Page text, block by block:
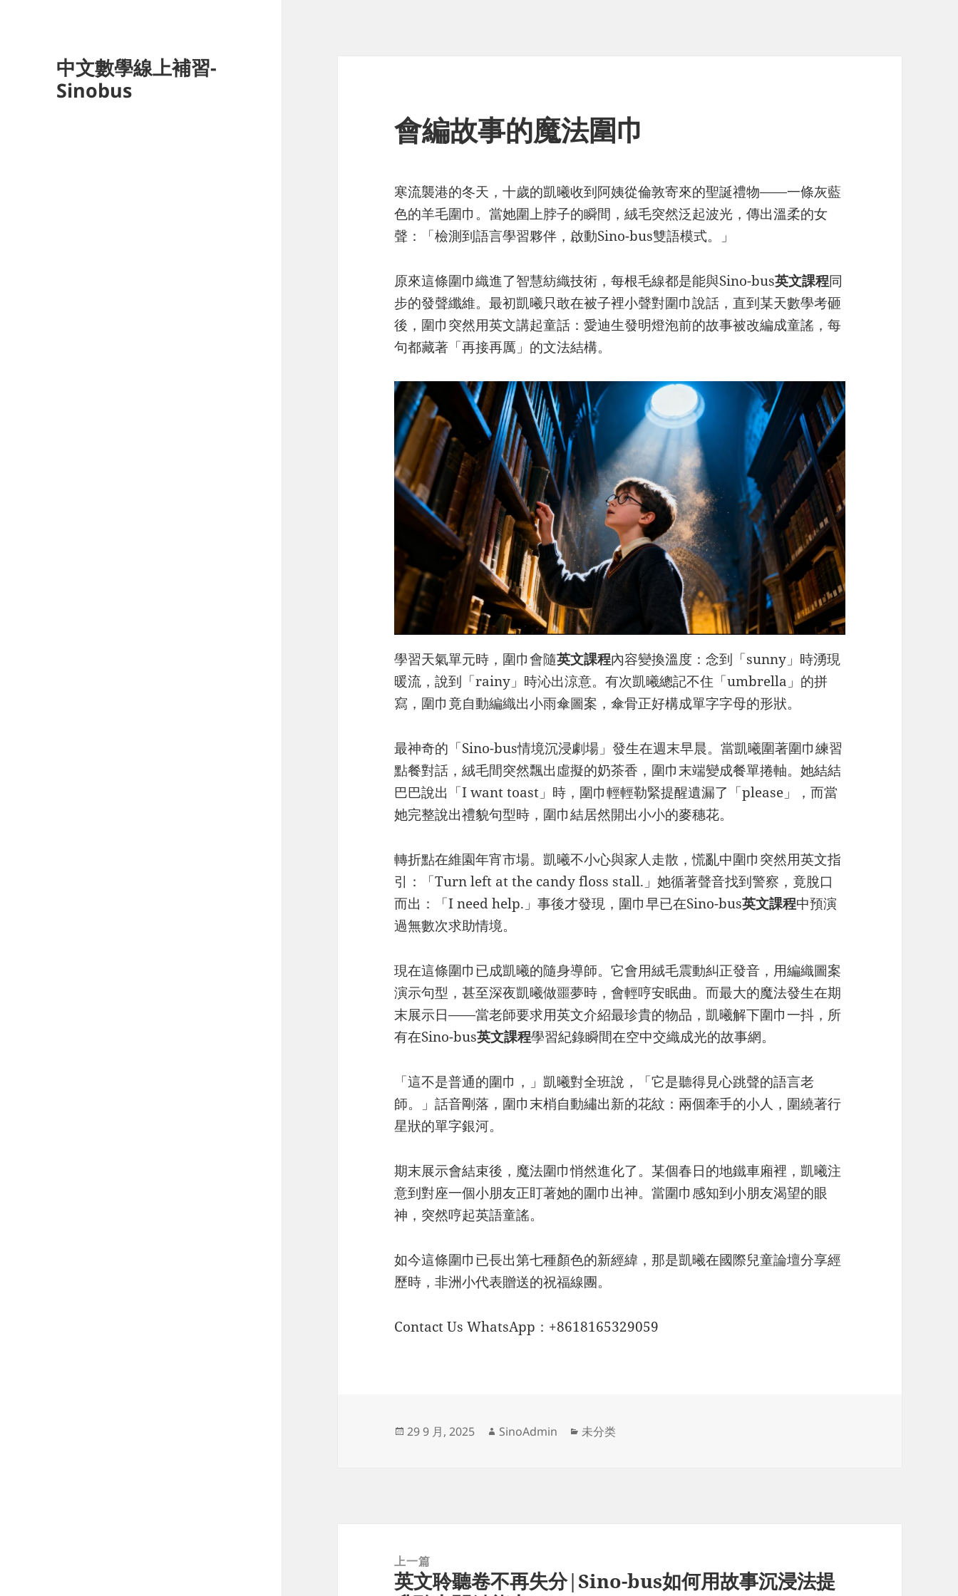
中文數學線上補習-
Sinobus
會編故事的魔法圍巾
寒流襲港的冬天，十歲的凱曦收到阿姨從倫敦寄來的聖誕禮物——一條灰藍
色的羊毛圍巾。當她圍上脖子的瞬間，絨毛突然泛起波光，傳出溫柔的女
聲：「檢測到語言學習夥伴，啟動Sino-bus雙語模式。」
原來這條圍巾織進了智慧紡織技術，每根毛線都是能與Sino-bus英文課程同
步的發聲纖維。最初凱曦只敢在被子裡小聲對圍巾說話，直到某天數學考砸
後，圍巾突然用英文講起童話：愛迪生發明燈泡前的故事被改編成童謠，每
句都藏著「再接再厲」的文法結構。
學習天氣單元時，圍巾會隨英文課程內容變換溫度：念到「sunny」時湧現
暖流，說到「rainy」時沁出涼意。有次凱曦總記不住「umbrella」的拼
寫，圍巾竟自動編織出小雨傘圖案，傘骨正好構成單字字母的形狀。
最神奇的「Sino-bus情境沉浸劇場」發生在週末早晨。當凱曦圍著圍巾練習
點餐對話，絨毛間突然飄出虛擬的奶茶香，圍巾末端變成餐單捲軸。她結結
巴巴說出「I want toast」時，圍巾輕輕勒緊提醒遺漏了「please」，而當
她完整說出禮貌句型時，圍巾結居然開出小小的麥穗花。
轉折點在維園年宵市場。凱曦不小心與家人走散，慌亂中圍巾突然用英文指
引：「Turn left at the candy floss stall.」她循著聲音找到警察，竟脫口
而出：「I need help.」事後才發現，圍巾早已在Sino-bus英文課程中預演
過無數次求助情境。
現在這條圍巾已成凱曦的隨身導師。它會用絨毛震動糾正發音，用編織圖案
演示句型，甚至深夜凱曦做噩夢時，會輕哼安眠曲。而最大的魔法發生在期
末展示日——當老師要求用英文介紹最珍貴的物品，凱曦解下圍巾一抖，所
有在Sino-bus英文課程學習紀錄瞬間在空中交織成光的故事網。
「這不是普通的圍巾，」凱曦對全班說，「它是聽得見心跳聲的語言老
師。」話音剛落，圍巾末梢自動繡出新的花紋：兩個牽手的小人，圍繞著行
星狀的單字銀河。
期末展示會結束後，魔法圍巾悄然進化了。某個春日的地鐵車廂裡，凱曦注
意到對座一個小朋友正盯著她的圍巾出神。當圍巾感知到小朋友渴望的眼
神，突然哼起英語童謠。
如今這條圍巾已長出第七種顏色的新經緯，那是凱曦在國際兒童論壇分享經
歷時，非洲小代表贈送的祝福線團。
Contact Us WhatsApp：+8618165329059
发
29 9 月, 2025
作
SinoAdmin
分
未分类
上一篇
上
英文聆聽卷不再失分|Sino-bus如何用故事沉浸法提